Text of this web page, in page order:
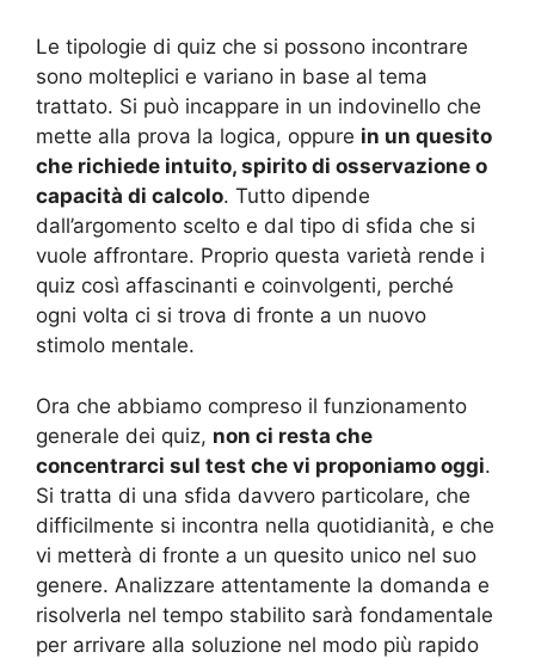
Le tipologie di quiz che si possono incontrare
sono molteplici e variano in base al tema
trattato. Si può incappare in un indovinello che
mette alla prova la logica, oppure in un quesito
che richiede intuito, spirito di osservazione o
capacità di calcolo. Tutto dipende
dall’argomento scelto e dal tipo di sfida che si
vuole affrontare. Proprio questa varietà rende i
quiz così affascinanti e coinvolgenti, perché
ogni volta ci si trova di fronte a un nuovo
stimolo mentale.
Ora che abbiamo compreso il funzionamento
generale dei quiz, non ci resta che
concentrarci sul test che vi proponiamo oggi.
Si tratta di una sfida davvero particolare, che
difficilmente si incontra nella quotidianità, e che
vi metterà di fronte a un quesito unico nel suo
genere. Analizzare attentamente la domanda e
risolverla nel tempo stabilito sarà fondamentale
per arrivare alla soluzione nel modo più rapido